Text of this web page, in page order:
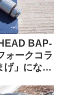
BAP-
ォークコラ
げ」になっ
プのプレッ